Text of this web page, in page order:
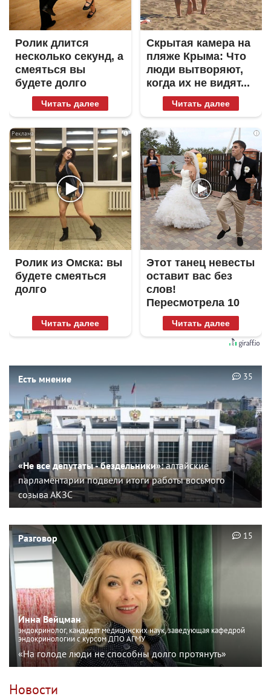
Ролик длится
несколько секунд, а
смеяться вы
будете долго
Читать далее
Скрытая камера на
пляже Крыма: Что
люди вытворяют,
когда их не видят...
Читать далее
i
Ролик из Омска: вы
будете смеяться
долго
Читать далее
i
Этот танец невесты
оставит вас без
слов!
Пересмотрела 10
раз
Читать далее
Есть мнение
«Не все депутаты - бездельники»:алтайские
парламентарии подвели итоги работы восьмого
созыва АКЗС
35
Разговор
Инна Вейцман
эндокринолог, кандидат медицинских наук, заведующая кафедрой
эндокринологии с курсом ДПО АГМУ
«На голоде люди не способны долго протянуть»
15
Новости